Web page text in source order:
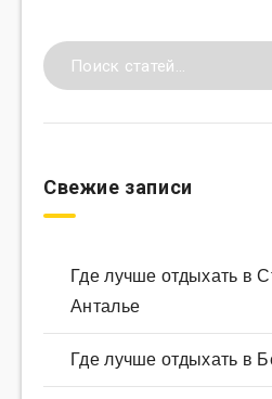
Свежие записи
Где лучше отдыхать в
Анталье
Где лучше отдыхать в